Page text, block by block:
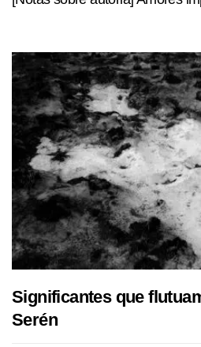
Significantes que
Serén